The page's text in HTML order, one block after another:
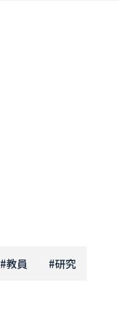
#教員 #研究